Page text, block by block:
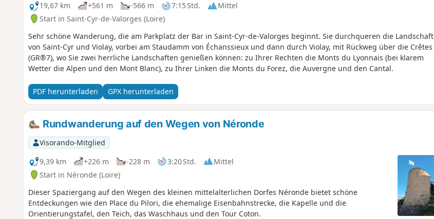
19,67 km
+561 m -566 m 7:15 Std.
Mittel
Start in Saint-Cyr-de-Valorges (Loire)
Sehr schöne Wanderung, die am Parkplatz der Bar in Saint-Cyr-de-Valorges beginnt. Sie durchqueren die Landschaft
von Saint-Cyr und Violay, vorbei am Staudamm von Échanssieux und dann durch Violay, mit Rückweg über die Crêtes
(GR®7), wo Sie zwei herrliche Landschaften genießen können: zu Ihrer Rechten die Monts du Lyonnais (bei klarem
Wetter die Alpen und den Mont Blanc), zu Ihrer Linken die Monts du Forez, die Auvergne und den Cantal.
PDF herunterladen GPX herunterladen
Rundwanderung auf den Wegen von Néronde
Visorando-Mitglied
9,39 km
+226 m -228 m 3:20 Std.
Mittel
Start in Néronde (Loire)
Dieser Spaziergang auf den Wegen des kleinen mittelalterlichen Dorfes Néronde bietet schöne
Entdeckungen wie den Place du Pilori, die ehemalige Eisenbahnstrecke, die Kapelle und die
Orientierungstafel, den Teich, das Waschhaus und den Tour Coton.